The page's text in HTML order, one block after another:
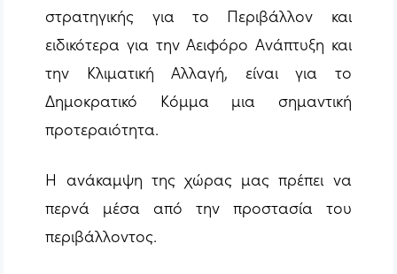
στρατηγικής για το Περιβάλλον και
ειδικότερα για την Αειφόρο Ανάπτυξη και
την Κλιματική Αλλαγή, είναι για το
Δημοκρατικό Κόμμα μια σημαντική
προτεραιότητα.
Η ανάκαμψη της χώρας μας πρέπει να
περνά μέσα από την προστασία του
περιβάλλοντος.